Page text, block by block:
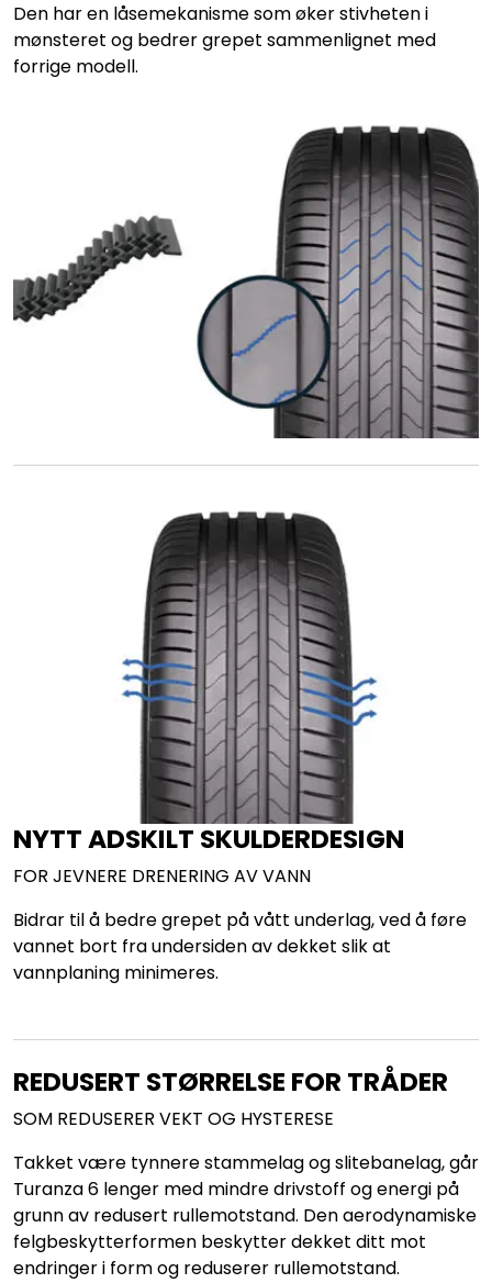
Den har en låsemekanisme som øker stivheten i
mønsteret og bedrer grepet sammenlignet med
forrige modell.
NYTT ADSKILT SKULDERDESIGN
FOR JEVNERE DRENERING AV VANN
Bidrar til å bedre grepet på vått underlag, ved å føre
vannet bort fra undersiden av dekket slik at
vannplaning minimeres.
REDUSERT STØRRELSE FOR TRÅDER
SOM REDUSERER VEKT OG HYSTERESE
Takket være tynnere stammelag og slitebanelag, går
Turanza 6 lenger med mindre drivstoff og energi på
grunn av redusert rullemotstand. Den aerodynamiske
felgbeskytterformen beskytter dekket ditt mot
endringer i form og reduserer rullemotstand.